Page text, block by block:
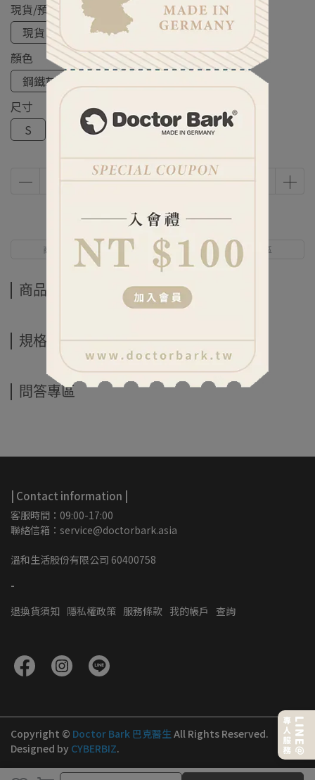
現貨/預購
現貨
預購 ( 預計九月份到貨 )
顏色
鋼鐵灰
尺寸
S
L XL XXL XXXL
商品介紹 規格說明 問答專區
商品介紹
規格說明
問答專區
| Contact information |
客服時間：09:00-17:00
聯絡信箱：service@doctorbark.asia
溫和生活股份有限公司 60400758
-
退換貨須知 隱私權政策 服務條款 我的帳戶 查詢
Copyright © Doctor Bark 巴克醫生All Rights Reserved.
Designed by CYBERBIZ.